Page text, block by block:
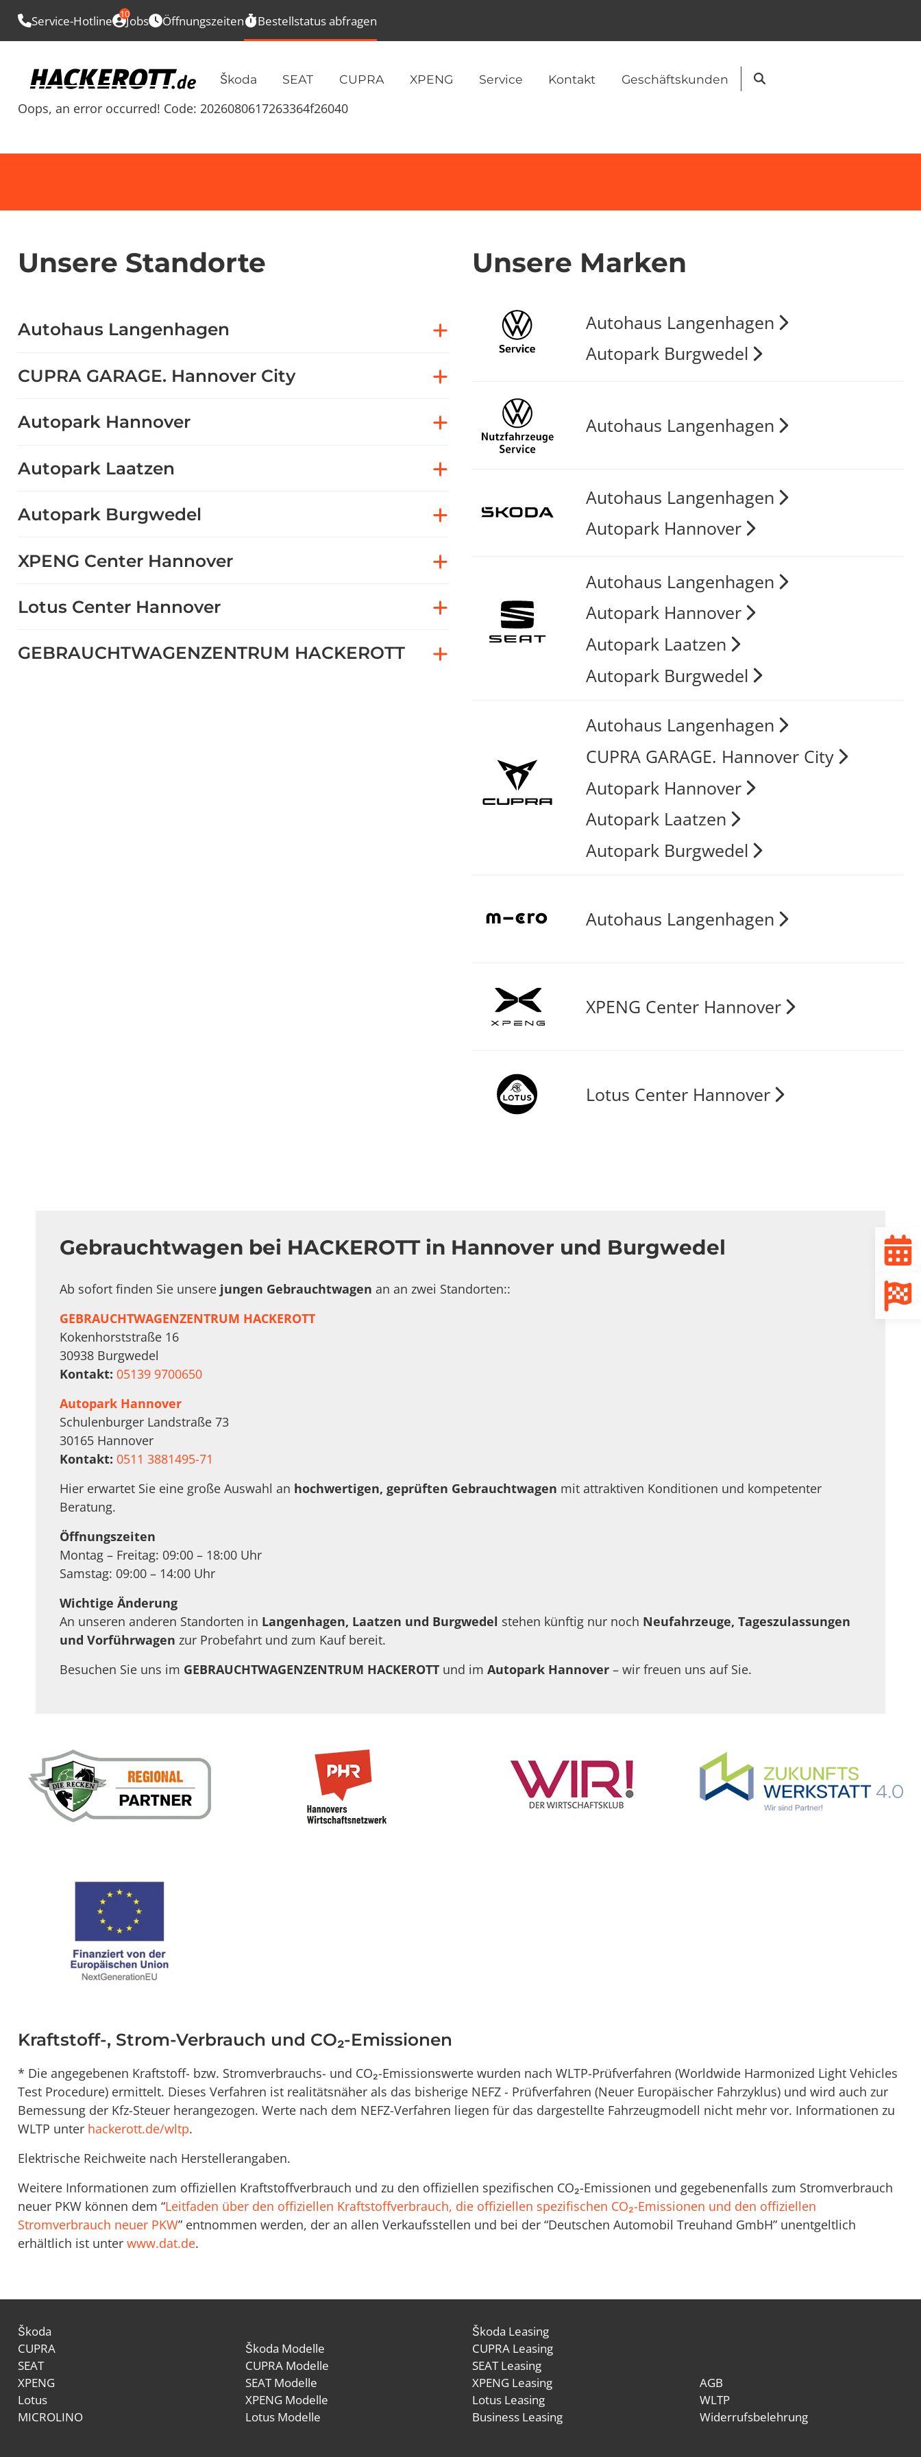
Service-Hotline Jobs
10 Öffnungszeiten Bestellstatus abfragen
Škoda SEAT CUPRA XPENG Service Kontakt Geschäftskunden Suche
Oops, an error occurred! Code: 2026080617263364f26040
Unsere Standorte
Autohaus Langenhagen
CUPRA GARAGE. Hannover City
Autopark Hannover
Autopark Laatzen
Autopark Burgwedel
XPENG Center Hannover
Lotus Center Hannover
GEBRAUCHTWAGENZENTRUM HACKEROTT
Unsere Marken
Autohaus Langenhagen
Autopark Burgwedel
Autohaus Langenhagen
Autohaus Langenhagen
Autopark Hannover
Autohaus Langenhagen
Autopark Hannover
Autopark Laatzen
Autopark Burgwedel
Autohaus Langenhagen
CUPRA GARAGE. Hannover City
Autopark Hannover
Autopark Laatzen
Autopark Burgwedel
Autohaus Langenhagen
XPENG Center Hannover
Lotus Center Hannover
Gebrauchtwagen bei HACKEROTT in Hannover und Burgwedel
Ab sofort finden Sie unsere jungen Gebrauchtwagen an an zwei Standorten::
GEBRAUCHTWAGENZENTRUM HACKEROTT
Kokenhorststraße 16
30938 Burgwedel
Kontakt: 05139 9700650
Autopark Hannover
Schulenburger Landstraße 73
30165 Hannover
Kontakt: 0511 3881495-71
Hier erwartet Sie eine große Auswahl an hochwertigen, geprüften Gebrauchtwagen mit attraktiven Konditionen und kompetenter
Beratung.
Öffnungszeiten
Montag – Freitag: 09:00 – 18:00 Uhr
Samstag: 09:00 – 14:00 Uhr
Wichtige Änderung
An unseren anderen Standorten in Langenhagen, Laatzen und Burgwedel stehen künftig nur noch Neufahrzeuge, Tageszulassungen
und Vorführwagen zur Probefahrt und zum Kauf bereit.
Besuchen Sie uns im GEBRAUCHTWAGENZENTRUM HACKEROTT und im Autopark Hannover– wir freuen uns auf Sie.
Kraftstoff-, Strom-Verbrauch und CO₂-Emissionen
* Die angegebenen Kraftstoff- bzw. Stromverbrauchs- und CO₂-Emissionswerte wurden nach WLTP-Prüfverfahren (Worldwide Harmonized Light Vehicles
Test Procedure) ermittelt. Dieses Verfahren ist realitätsnäher als das bisherige NEFZ - Prüfverfahren (Neuer Europäischer Fahrzyklus) und wird auch zur
Bemessung der Kfz-Steuer herangezogen. Werte nach dem NEFZ-Verfahren liegen für das dargestellte Fahrzeugmodell nicht mehr vor. Informationen zu
WLTP unter hackerott.de/wltp.
Elektrische Reichweite nach Herstellerangaben.
Weitere Informationen zum offiziellen Kraftstoffverbrauch und zu den offiziellen spezifischen CO₂-Emissionen und gegebenenfalls zum Stromverbrauch
neuer PKW können dem “Leitfaden über den offiziellen Kraftstoffverbrauch, die offiziellen spezifischen CO₂-Emissionen und den offiziellen
Stromverbrauch neuer PKW” entnommen werden, der an allen Verkaufsstellen und bei der “Deutschen Automobil Treuhand GmbH” unentgeltlich
erhältlich ist unter www.dat.de.
Škoda
CUPRA
SEAT
XPENG
Lotus
MICROLINO
Škoda Modelle
CUPRA Modelle
SEAT Modelle
XPENG Modelle
Lotus Modelle
Škoda Leasing
CUPRA Leasing
SEAT Leasing
XPENG Leasing
Lotus Leasing
Business Leasing
AGB
WLTP
Widerrufsbelehrung